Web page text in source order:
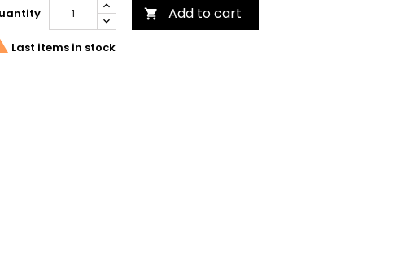
 Add to cart
Last items in stock